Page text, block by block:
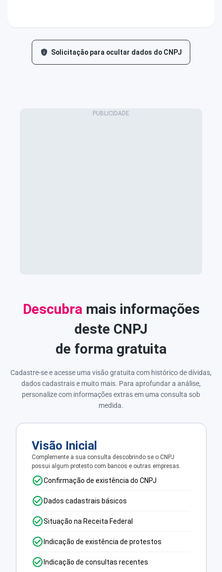
Solicitação para ocultar dados do CNPJ
Descubra mais informações
deste CNPJ
de forma gratuita
Cadastre-se e acesse uma visão gratuita com histórico de dívidas,
dados cadastrais e muito mais. Para aprofundar a análise,
personalize com informações extras em uma consulta sob
medida.
Visão Inicial
Complemente a sua consulta descobrindo se o CNPJ
possui algum protesto com bancos e outras empresas.
Confirmação de existência do CNPJ
Dados cadastrais básicos
Situação na Receita Federal
Indicação de existência de protestos
Indicação de consultas recentes